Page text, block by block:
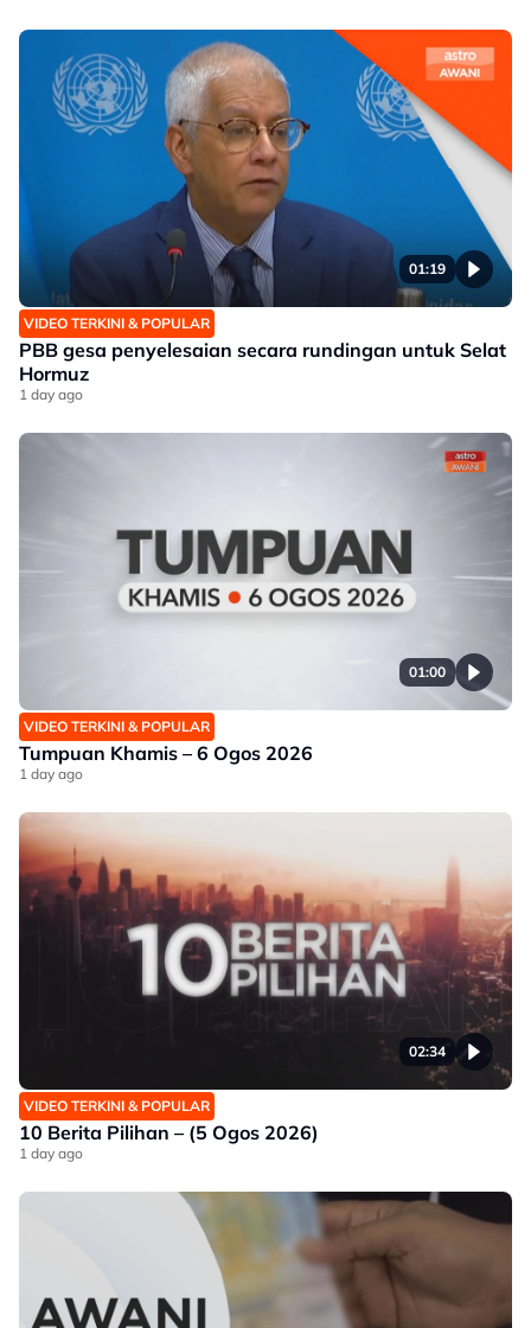
01:19
VIDEO TERKINI & POPULAR
PBB gesa penyelesaian secara rundingan untuk Selat
Hormuz
1 day ago
01:00
VIDEO TERKINI & POPULAR
Tumpuan Khamis – 6 Ogos 2026
1 day ago
02:34
VIDEO TERKINI & POPULAR
10 Berita Pilihan – (5 Ogos 2026)
1 day ago